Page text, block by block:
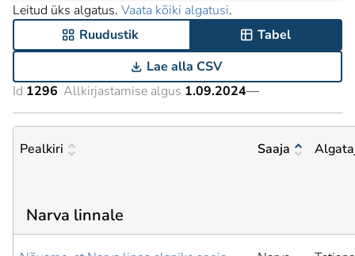
Leitud üks algatus. Vaata kõiki algatusi.
Ruudustik
Tabel
Lae alla CSV
Id 1296 Allkirjastamise algus 1.09.2024—
Pealkiri Saaja
Narva linnale